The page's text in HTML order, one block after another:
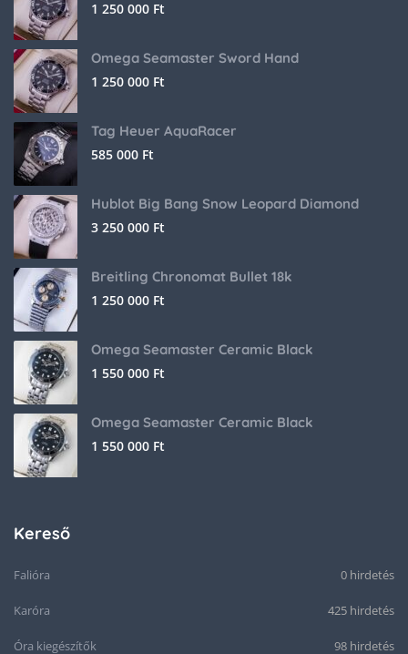
1 250 000 Ft
Omega Seamaster Sword Hand
1 250 000 Ft
Tag Heuer AquaRacer
585 000 Ft
Hublot Big Bang Snow Leopard Diamond
3 250 000 Ft
Breitling Chronomat Bullet 18k
1 250 000 Ft
Omega Seamaster Ceramic Black
1 550 000 Ft
Omega Seamaster Ceramic Black
1 550 000 Ft
Kereső
Falióra 0 hirdetés
Karóra 425 hirdetés
Óra kiegészítők 98 hirdetés